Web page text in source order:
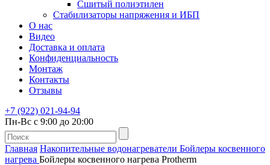
Сшитый полиэтилен
Стабилизаторы напряжения и ИБП
О нас
Видео
Доставка и оплата
Конфиденциальность
Монтаж
Контакты
Отзывы
+7 (922) 021-94-94
Пн-Вс с 9:00 до 20:00
Главная Накопительные водонагреватели Бойлеры косвенного
нагрева Бойлеры косвенного нагрева Protherm